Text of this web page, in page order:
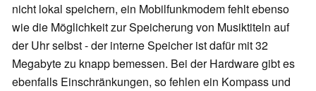
nicht lokal speichern, ein Mobilfunkmodem fehlt ebenso
wie die Möglichkeit zur Speicherung von Musiktiteln auf
der Uhr selbst - der interne Speicher ist dafür mit 32
Megabyte zu knapp bemessen. Bei der Hardware gibt es
ebenfalls Einschränkungen, so fehlen ein Kompass und